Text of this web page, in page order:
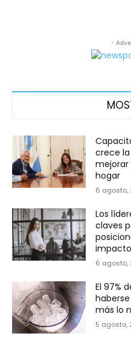
-
crece
mejorar
hogar
6 agosto,
Los
claves
impacto
6 agosto,
El 97%
más lo
5 agosto,